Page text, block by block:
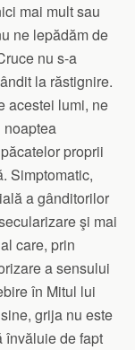
mai mult sau
ne lepădăm de
nu s-a
la răstignire.
acestei lumi, ne
noaptea
proprii
Simptomatic,
a gânditorilor
şi mai
care, prin
a sensului
în Mitul lui
grija nu este
învăluie de fapt